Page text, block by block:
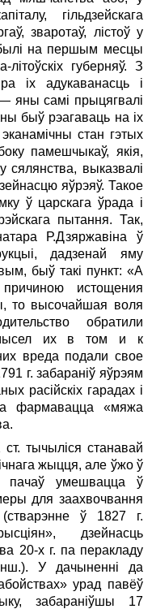
гільдзейскага
зваротаў, лістоў у
былі на першым месцы
губерняў. З
іх адукаванасць і
яны самі прыцягвалі
быў рэагаваць на іх
стан гэтых
памешчыкаў, якія,
сялянства, выказвалі
яўрэяў. Такое
ў царскага ўрада і
пытання. Так,
Р.Дзяржавіна ў
дадзенай яму
быў такі пункт: «А
истощения
то высочайшая воля
обратили
их в том и к
вреда подали свое
г. забараніў яўрэям
расійскіх гарадах і
фармавацца «мяжа
тычыліся станавай
жыцця, але ўжо ў
умешвацца ў
для заахвочвання
ў 1827 г.
дзейнасць
20-х г. па перакладу
У дачыненні да
урад павёў
забараніўшы 17